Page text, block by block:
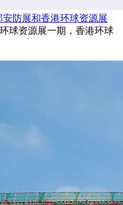
防展和香港环球资源展
球资源展一期，香港环球